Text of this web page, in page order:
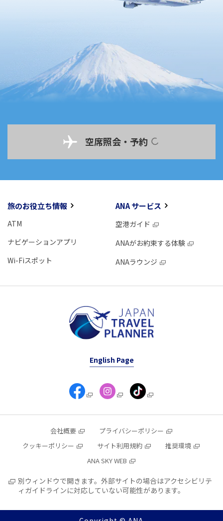
空席照会・予約
旅のお役立ち情報
ATM
ナビゲーションアプリ
Wi-Fiスポット
ANA サービス
空港ガイド
ANAがお約束する体験
ANAラウンジ
English Page
会社概要
プライバシーポリシー
クッキーポリシー
サイト利用規約
推奨環境
ANA SKY WEB
別ウィンドウで開きます。外部サイトの場合はアクセシビリテ
ィガイドラインに対応していない可能性があります。